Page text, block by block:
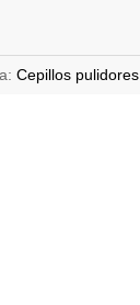
Cepillos pulidores